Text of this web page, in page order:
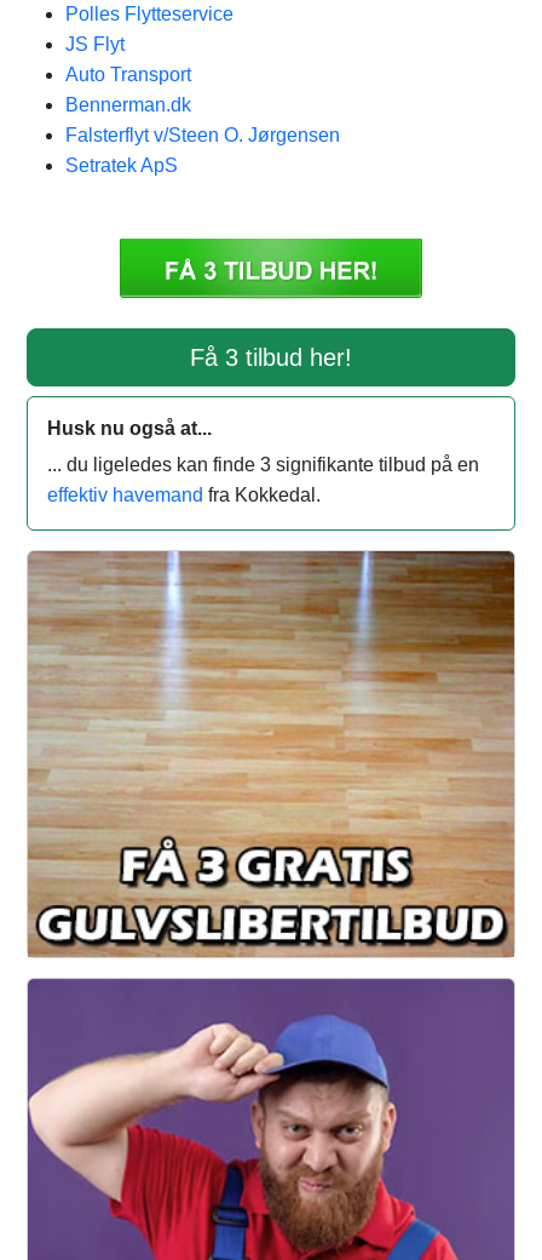
Polles Flytteservice
JS Flyt
Auto Transport
Bennerman.dk
Falsterflyt v/Steen O. Jørgensen
Setratek ApS
Få 3 tilbud her!
Husk nu også at...
... du ligeledes kan finde 3 signifikante tilbud på en
effektiv havemand fra Kokkedal.